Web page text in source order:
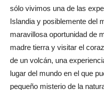
sólo vivimos una de las
Islandia y posiblemente del
maravillosa oportunidad de
madre tierra y visitar el
de un volcán, una
lugar del mundo en el que
pequeño misterio de la